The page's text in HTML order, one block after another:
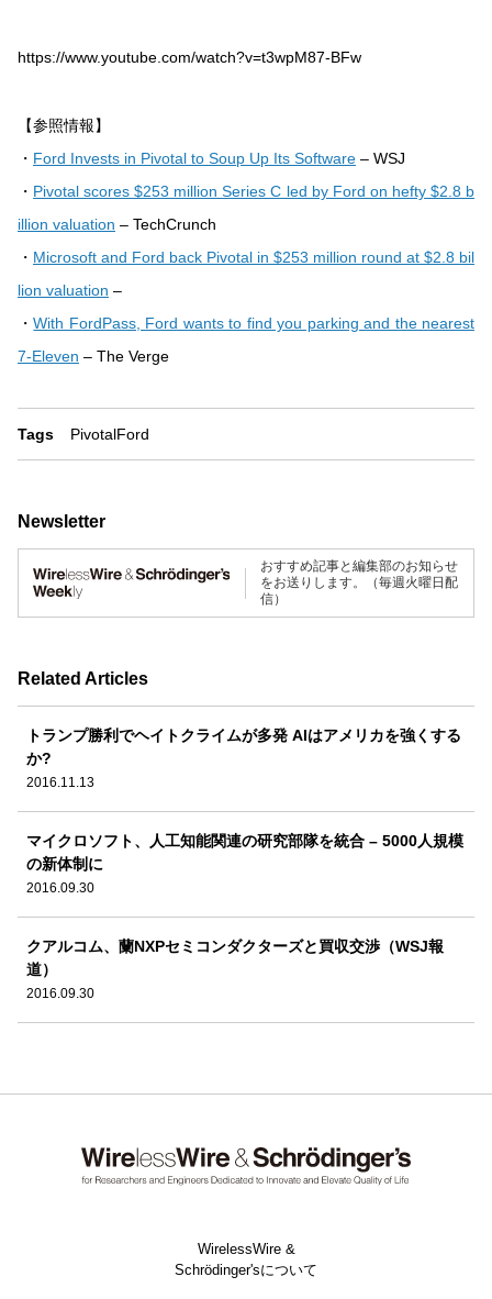
https://www.youtube.com/watch?v=t3wpM87-BFw
【参照情報】
・ Ford Invests in Pivotal to Soup Up Its Software – WSJ
・ Pivotal scores $253 million Series C led by Ford on hefty $2.8 b
illion valuation – TechCrunch
・ Microsoft and Ford back Pivotal in $253 million round at $2.8 bil
lion valuation –
・With FordPass, Ford wants to find you parking and the nearest
7-Eleven – The Verge
Tags PivotalFord
Newsletter
おすすめ記事と編集部のお知らせ
をお送りします。（毎週火曜日配
信）
Related Articles
トランプ勝利でヘイトクライムが多発 AIはアメリカを強くする
か?
2016.11.13
マイクロソフト、人工知能関連の研究部隊を統合 – 5000人規模
の新体制に
2016.09.30
クアルコム、蘭NXPセミコンダクターズと買収交渉（WSJ報
道）
2016.09.30
WirelessWire &
Schrödinger'sについて